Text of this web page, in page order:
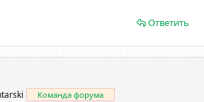
Ответить
Команда форума